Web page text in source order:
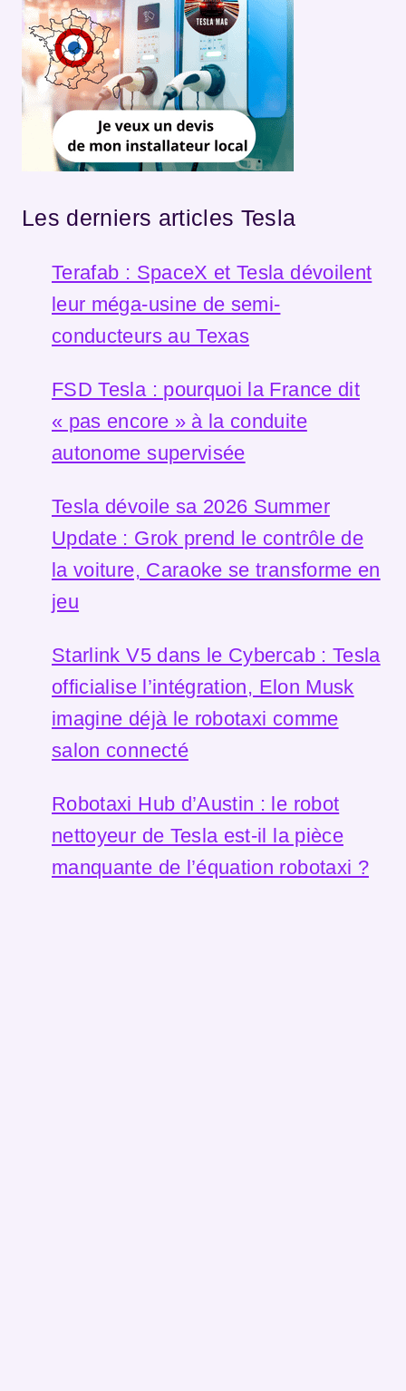
Les derniers articles Tesla
Terafab : SpaceX et Tesla dévoilent
leur méga-usine de semi-
conducteurs au Texas
FSD Tesla : pourquoi la France dit
« pas encore » à la conduite
autonome supervisée
Tesla dévoile sa 2026 Summer
Update : Grok prend le contrôle de
la voiture, Caraoke se transforme en
jeu
Starlink V5 dans le Cybercab : Tesla
officialise l’intégration, Elon Musk
imagine déjà le robotaxi comme
salon connecté
Robotaxi Hub d’Austin : le robot
nettoyeur de Tesla est-il la pièce
manquante de l’équation robotaxi ?